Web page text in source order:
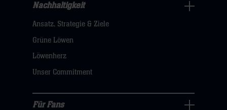
Nachhaltigkeit
Navigation
öffnen,
dann
hier
Nachhaltigkeit
Ansatz, Strategie & Ziele
Grüne Löwen
Löwenherz
Unser Commitment
Für Fans